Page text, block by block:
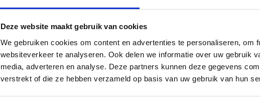
Deze website maakt gebruik van cookies
We gebruiken cookies om content en advertenties te personaliseren, om
websiteverkeer te analyseren. Ook delen we informatie over uw gebruik
media, adverteren en analyse. Deze partners kunnen deze gegevens
verstrekt of die ze hebben verzameld op basis van uw gebruik van hun
Neem vrijblijvend contact op met mij.